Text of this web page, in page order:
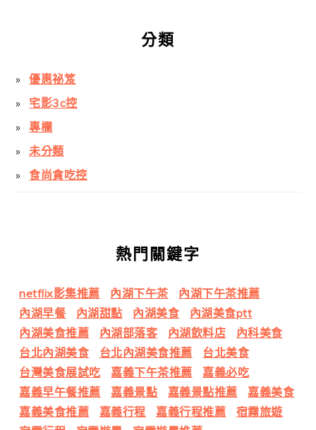
分類
優惠祕笈
宅影3c控
專欄
未分類
食尚貪吃控
熱門關鍵字
netflix影集推薦 內湖下午茶
內湖下午茶推薦
內湖早餐
內湖甜點 內湖美食
內湖美食ptt
內湖美食推薦
內湖部落客 內湖飲料店
內科美食
台北內湖美食
台北內湖美食推薦
台北美食
台灣美食展試吃
嘉義下午茶推薦
嘉義必吃
嘉義早午餐推薦
嘉義景點 嘉義景點推薦
嘉義美食
嘉義美食推薦
嘉義行程 嘉義行程推薦
宿霧旅遊